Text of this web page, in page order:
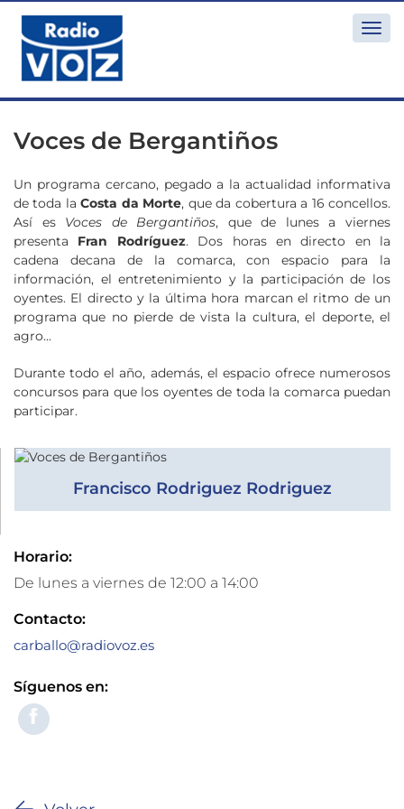
Voces de Bergantiños
Un programa cercano, pegado a la actualidad informativa
de toda laCosta da Morte, que da cobertura a 16 concellos.
Así es Voces de Bergantiños, que de lunes a viernes
presenta Fran Rodríguez. Dos horas en directo en la
cadena decana de la comarca, con espacio para la
información, el entretenimiento y la participación de los
oyentes. El directo y la última hora marcan el ritmo de un
programa que no pierde de vista la cultura, el deporte, el
agro...
Durante todo el año, además, el espacio ofrece numerosos
concursos para que los oyentes de toda la comarca puedan
participar.
Francisco Rodriguez Rodriguez
Horario:
De lunes a viernes de 12:00 a 14:00
Contacto:
carballo@radiovoz.es
Síguenos en: